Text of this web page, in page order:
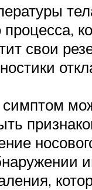
процесса,
свои